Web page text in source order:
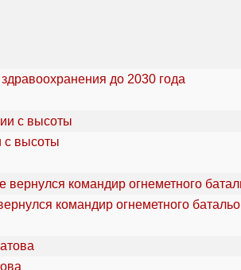
до 2030 года
с высоты
командир огнеметного